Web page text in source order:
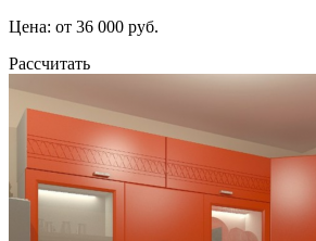
Цена: от 36 000 руб.
Рассчитать